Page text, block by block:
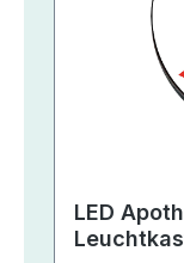
LED